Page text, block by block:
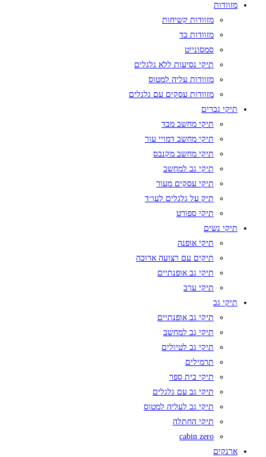
מזוודות
מזוודות קשיחות
מזוודות בד
סמסונייט
תיקי נסיעות ללא גלגלים
מזוודות עליה למטוס
מזוודות עסקים עם גלגלים
תיקי גברים
תיקי מחשב מבד
תיקי מחשב דמויי עור
תיקי מחשב מקנבס
תיקי גב למחשב
תיקי עסקים מעור
תיק על גלגלים לעו״ד
תיקי ספורט
תיקי נשים
תיקי אופנה
תיקים עם רצועה ארוכה
תיקי גב אופנתיים
תיקי ערב
תיקי גב
תיקי גב אופנתיים
תיקי גב למחשב
תיקי גב לטיולים
תרמילים
תיקי בית ספר
תיקי גב עם גלגלים
תיקי גב לעליה למטוס
תיקי החתלה
cabin zero
ארנקים